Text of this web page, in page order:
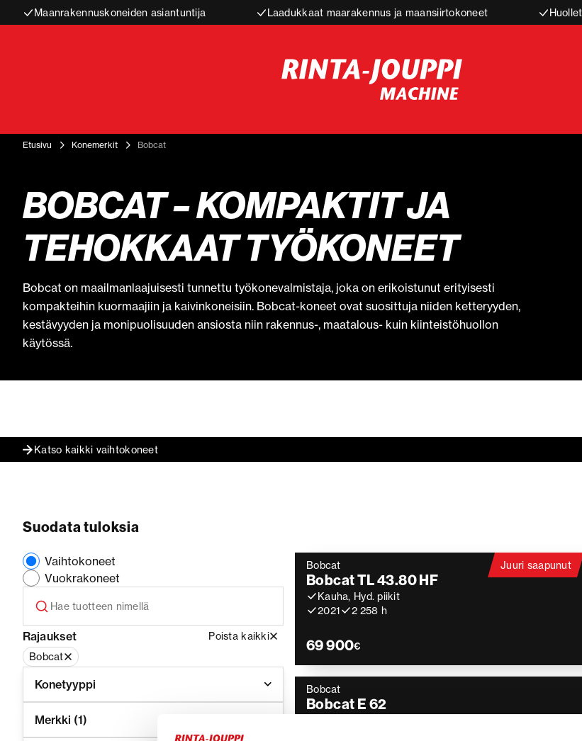
Maanrakennuskoneiden asiantuntija Laadukkaat maarakennus ja maansiirtokoneet
Etusivu Konemerkit Bobcat
BOBCAT – KOMPAKTIT JA
TEHOKKAAT TYÖKONEET
Bobcat on maailmanlaajuisesti tunnettu työkonevalmistaja, joka on erikoistunut erityisesti
kompakteihin kuormaajiin ja kaivinkoneisiin. Bobcat-koneet ovat suosittuja niiden ketteryyden,
kestävyyden ja monipuolisuuden ansiosta niin rakennus-, maatalous- kuin kiinteistöhuollon
käytössä.
Katso kaikki vaihtokoneet
Suodata tuloksia
Vaihtokoneet
Vuokrakoneet
Rajaukset
Poista kaikki
Bobcat
Konetyyppi
Merkki (1)
Bobcat
Bobcat TL 43.80 HF
Kauha, Hyd. piikit
2021
2 258 h
69 900€
Juuri saapunut
Bobcat
Bobcat E 62